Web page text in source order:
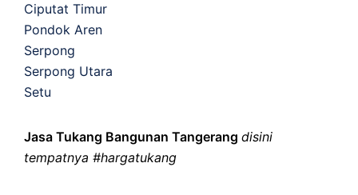
Ciputat Timur
Pondok Aren
Serpong
Serpong Utara
Setu
Jasa Tukang Bangunan Tangerang disini
tempatnya #hargatukang